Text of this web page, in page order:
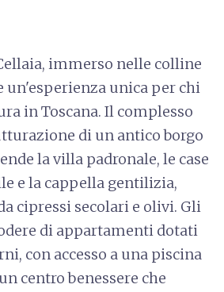
immerso nelle colline
un'esperienza unica per chi
in Toscana. Il complesso
di un antico borgo
la villa padronale, le case
e la cappella gentilizia,
cipressi secolari e olivi. Gli
di appartamenti dotati
con accesso a una piscina
centro benessere che